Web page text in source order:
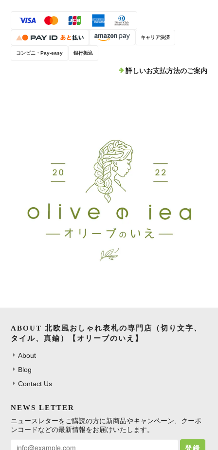
5,000円オプション
切にしていきます。本当にありがとうございました！(*^^*)
アイアンブラック
2026/05/28
おしゃれに出来上がり、家族みんな満足してます！！
満足しています^ ^
発送まで時間はかかりましたがやり取りもスムーズで商品もとても満
足です！ ありがとうございました！
キャリア決済
コンビニ・Pay-easy 銀行振込
詳しいお支払方法のご案内
ABOUT 北欧風おしゃれ表札の専門店（切り文字、
タイル、真鍮）【オリーブのいえ】
About
Blog
Contact Us
NEWS LETTER
ニュースレターをご購読の方に新商品やキャンペーン、クーポ
ンコードなどの最新情報をお届けいたします。
登録